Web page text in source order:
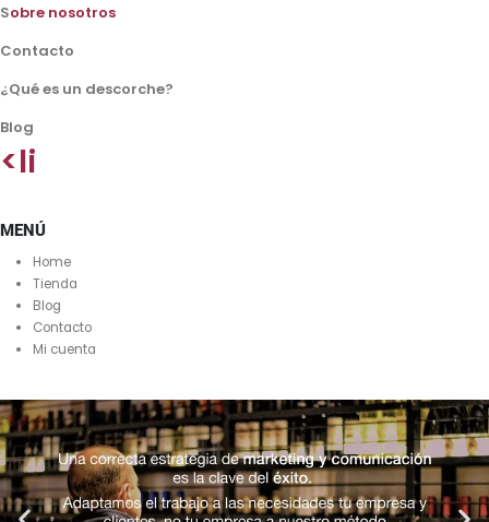
Sobre nosotros
Contacto
¿Qué es un descorche?
Blog
<li
MENÚ
Home
Tienda
Blog
Contacto
Mi cuenta